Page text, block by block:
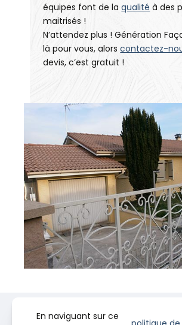
En naviguant sur ce
équipes font de laqualité à des
maitrisés !
N’attendez plus ! Génération
là pour vous, alorscontactez-
devis, c’est gratuit !